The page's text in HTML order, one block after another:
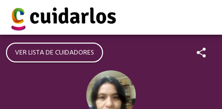
VER LISTA DE CUIDADORES